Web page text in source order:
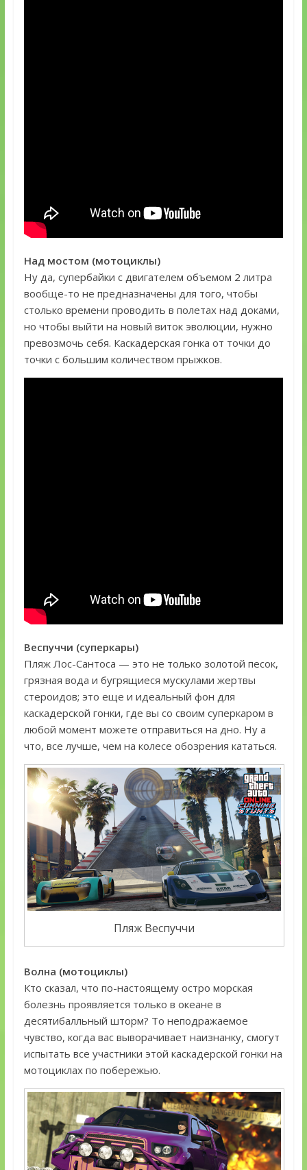
Над мостом (мотоциклы)
Ну да, супербайки с двигателем объемом 2 литра
вообще-то не предназначены для того, чтобы
столько времени проводить в полетах над доками,
но чтобы выйти на новый виток эволюции, нужно
превозмочь себя. Каскадерская гонка от точки до
точки с большим количеством прыжков.
Веспуччи (суперкары)
Пляж Лос-Сантоса — это не только золотой песок,
грязная вода и бугрящиеся мускулами жертвы
стероидов; это еще и идеальный фон для
каскадерской гонки, где вы со своим суперкаром в
любой момент можете отправиться на дно. Ну а
что, все лучше, чем на колесе обозрения кататься.
Пляж Веспуччи
Волна (мотоциклы)
Кто сказал, что по-настоящему остро морская
болезнь проявляется только в океане в
десятибалльный шторм? То неподражаемое
чувство, когда вас выворачивает наизнанку, смогут
испытать все участники этой каскадерской гонки на
мотоциклах по побережью.